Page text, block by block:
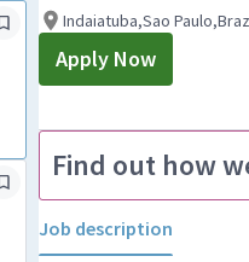
Indaiatuba,Sao
Apply Now
Find out how
Job description